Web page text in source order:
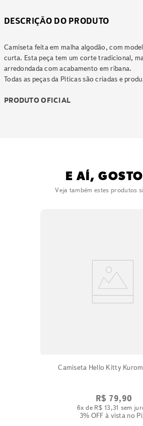
DESCRIÇÃO DO PRODUTO
Camiseta feita em malha algodão, com
curta. Esta peça tem um corte tradicional,
arredondada com acabamento em ribana.
Todas as peças da Piticas são criadas e
PRODUTO OFICIAL
E AÍ,
Veja também estes produtos
Camiseta Hello Kitty
R$ 79,90
6x de R$ 13 ,31 sem
3% OFF à vista no